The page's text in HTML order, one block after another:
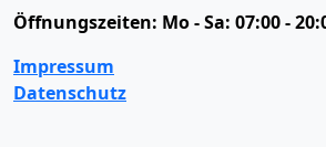
Öffnungszeiten: Mo - Sa: 07:00 -
Impressum
Datenschutz